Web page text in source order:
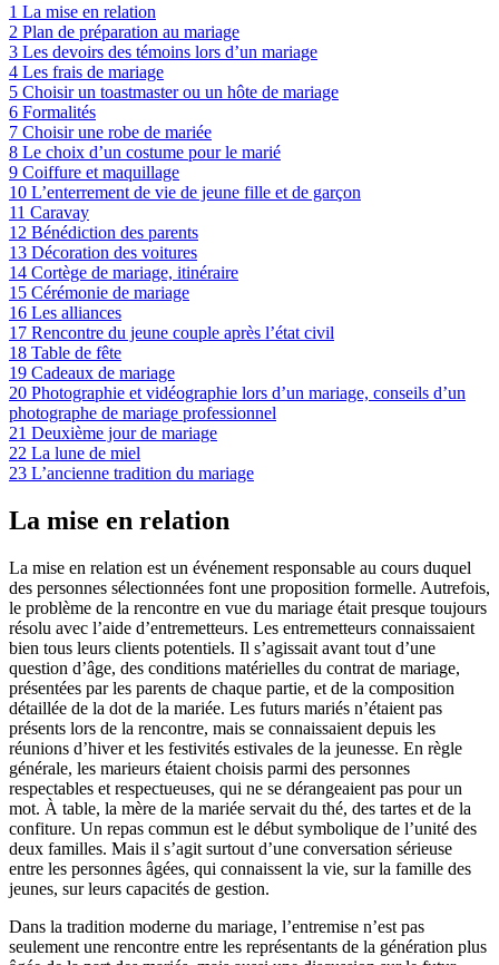
1 La mise en relation
2 Plan de préparation au mariage
3 Les devoirs des témoins lors d’un mariage
4 Les frais de mariage
5 Choisir un toastmaster ou un hôte de mariage
6 Formalités
7 Choisir une robe de mariée
8 Le choix d’un costume pour le marié
9 Coiffure et maquillage
10 L’enterrement de vie de jeune fille et de garçon
11 Caravay
12 Bénédiction des parents
13 Décoration des voitures
14 Cortège de mariage, itinéraire
15 Cérémonie de mariage
16 Les alliances
17 Rencontre du jeune couple après l’état civil
18 Table de fête
19 Cadeaux de mariage
20 Photographie et vidéographie lors d’un mariage, conseils d’un
photographe de mariage professionnel
21 Deuxième jour de mariage
22 La lune de miel
23 L’ancienne tradition du mariage
La mise en relation
La mise en relation est un événement responsable au cours duquel
des personnes sélectionnées font une proposition formelle. Autrefois,
le problème de la rencontre en vue du mariage était presque toujours
résolu avec l’aide d’entremetteurs. Les entremetteurs connaissaient
bien tous leurs clients potentiels. Il s’agissait avant tout d’une
question d’âge, des conditions matérielles du contrat de mariage,
présentées par les parents de chaque partie, et de la composition
détaillée de la dot de la mariée. Les futurs mariés n’étaient pas
présents lors de la rencontre, mais se connaissaient depuis les
réunions d’hiver et les festivités estivales de la jeunesse. En règle
générale, les marieurs étaient choisis parmi des personnes
respectables et respectueuses, qui ne se dérangeaient pas pour un
mot. À table, la mère de la mariée servait du thé, des tartes et de la
confiture. Un repas commun est le début symbolique de l’unité des
deux familles. Mais il s’agit surtout d’une conversation sérieuse
entre les personnes âgées, qui connaissent la vie, sur la famille des
jeunes, sur leurs capacités de gestion.
Dans la tradition moderne du mariage, l’entremise n’est pas
seulement une rencontre entre les représentants de la génération plus